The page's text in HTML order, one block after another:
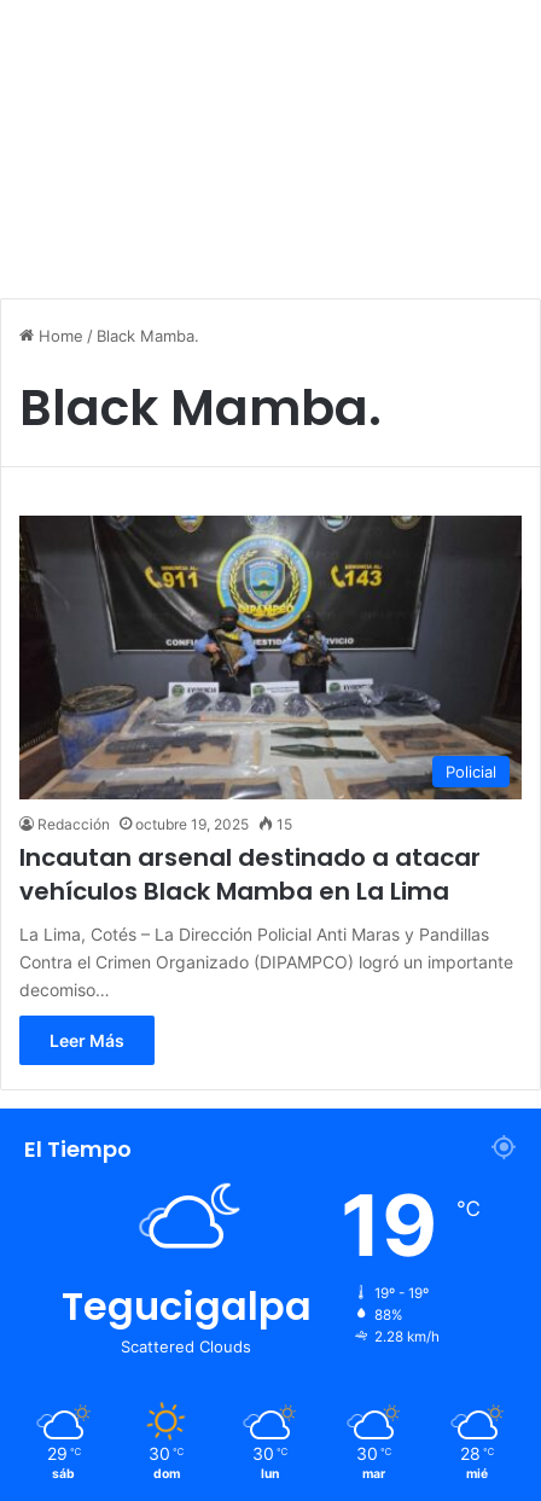
Home / Black Mamba.
Black Mamba.
Policial
Redacción octubre 19, 2025 15
Incautan arsenal destinado a atacar
vehículos Black Mamba en La Lima
La Lima, Cotés – La Dirección Policial Anti Maras y Pandillas
Contra el Crimen Organizado (DIPAMPCO) logró un importante
decomiso…
Leer Más
El Tiempo
Tegucigalpa
Scattered Clouds
19 ℃
19º - 19º
88%
2.28 km/h
29 ℃
sáb
30 ℃
dom
30 ℃
lun
30 ℃
mar
28 ℃
mié